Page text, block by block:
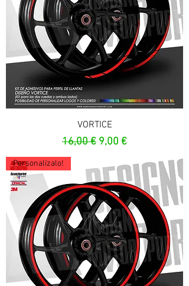
VORTICE
Prezzo regolare
16,00 € Prezzo scontato
9,00 €
Personalízalo!